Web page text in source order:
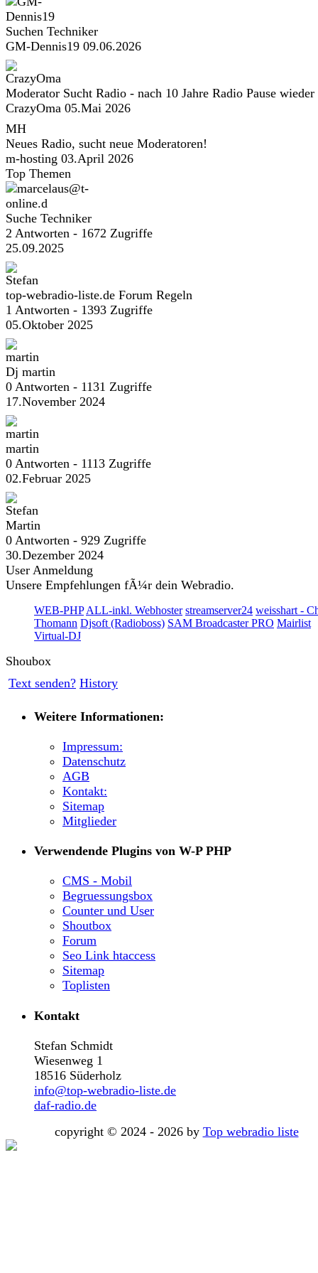
Suchen Techniker
GM-Dennis19 09.06.2026
Moderator Sucht Radio - nach 10 Jahre Radio Pause
CrazyOma 05.Mai 2026
MH
Neues Radio, sucht neue Moderatoren!
m-hosting 03.April 2026
Top Themen
Suche Techniker
2 Antworten - 1672 Zugriffe
25.09.2025
top-webradio-liste.de Forum Regeln
1 Antworten - 1393 Zugriffe
05.Oktober 2025
Dj martin
0 Antworten - 1131 Zugriffe
17.November 2024
martin
0 Antworten - 1113 Zugriffe
02.Februar 2025
Martin
0 Antworten - 929 Zugriffe
30.Dezember 2024
User Anmeldung
Unsere Empfehlungen fÃ¼r dein Webradio.
WEB-PHP ALL-inkl. Webhoster streamserver24 weisshart -
Thomann Djsoft (Radioboss) SAM Broadcaster PRO Mairlist
Virtual-DJ
Shoubox
Text senden? History
Weitere Informationen:
Impressum:
Datenschutz
AGB
Kontakt:
Sitemap
Mitglieder
Verwendende Plugins von W-P PHP
CMS - Mobil
Begruessungsbox
Counter und User
Shoutbox
Forum
Seo Link htaccess
Sitemap
Toplisten
Kontakt
Stefan Schmidt
Wiesenweg 1
18516 Süderholz
info@top-webradio-liste.de
daf-radio.de
copyright © 2024 - 2026 by Top webradio liste